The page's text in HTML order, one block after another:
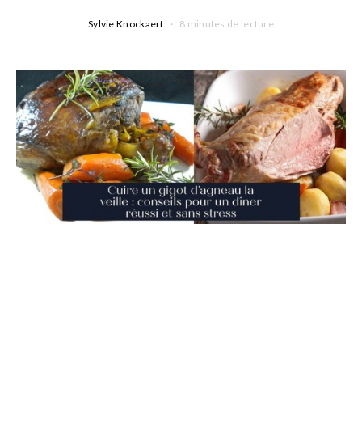
Sylvie Knockaert 8 minutes de lecture